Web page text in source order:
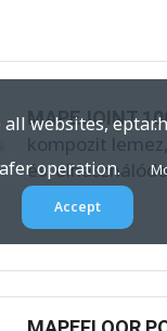
MAPEJOINT
kompozit
és
websites,
operation.
Accept